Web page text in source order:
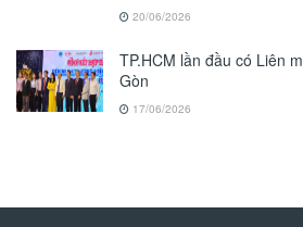
20/06/2026
TP.HCM lần đầu có Liên
Gòn
17/06/2026